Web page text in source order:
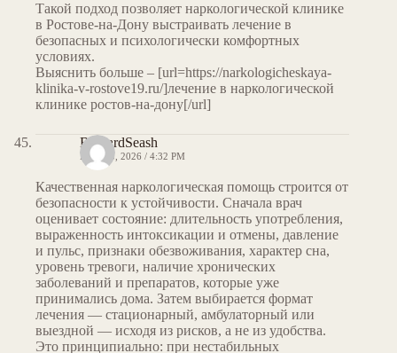
Такой подход позволяет наркологической клинике
в Ростове-на-Дону выстраивать лечение в
безопасных и психологически комфортных
условиях.
Выяснить больше – [url=https://narkologicheskaya-
klinika-v-rostove19.ru/]лечение в наркологической
клинике ростов-на-дону[/url]
BernardSeash
MAY 13, 2026 / 4:32 PM
Качественная наркологическая помощь строится от
безопасности к устойчивости. Сначала врач
оценивает состояние: длительность употребления,
выраженность интоксикации и отмены, давление
и пульс, признаки обезвоживания, характер сна,
уровень тревоги, наличие хронических
заболеваний и препаратов, которые уже
принимались дома. Затем выбирается формат
лечения — стационарный, амбулаторный или
выездной — исходя из рисков, а не из удобства.
Это принципиально: при нестабильных